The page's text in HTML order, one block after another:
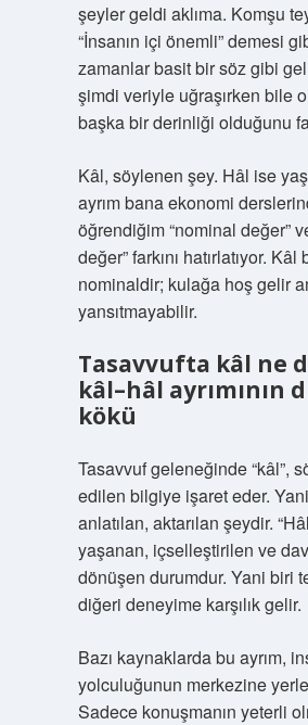
şeyler geldi aklıma. Komşu
“İnsanın içi önemli” demesi
zamanlar basit bir söz gibi
şimdi veriyle uğraşırken bile
başka bir derinliği olduğunu
Kâl, söylenen şey. Hâl ise
ayrım bana ekonomi
öğrendiğim “nominal değer”
değer” farkını hatırlatıyor. Kâl
nominaldir; kulağa hoş gelir
yansıtmayabilir.
Tasavvufta kâl ne
kâl–hâl ayrımının
kökü
Tasavvuf geleneğinde “kâl”,
edilen bilgiye işaret eder.
anlatılan, aktarılan şeydir.
yaşanan, içselleştirilen ve
dönüşen durumdur. Yani biri
diğeri deneyime karşılık gelir.
Bazı kaynaklarda bu ayrım,
yolculuğunun merkezine
Sadece konuşmanın yeterli